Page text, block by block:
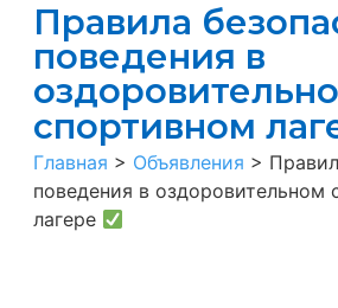
Правила
поведения в
спортивном
Главная > Объявления >
поведения в оздоровительном
лагере